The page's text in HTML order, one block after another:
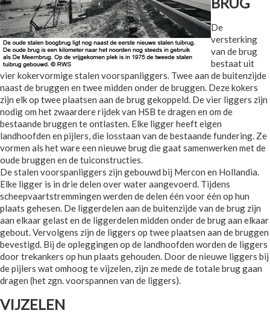
De
versterking
van de brug
bestaat uit
vier kokervormige stalen voorspanliggers. Twee aan de buitenzijde
naast de bruggen en twee midden onder de bruggen. Deze kokers
zijn elk op twee plaatsen aan de brug gekoppeld. De vier liggers zijn
nodig om het zwaardere rijdek van HSB te dragen en om de
bestaande bruggen te ontlasten. Elke ligger heeft eigen
landhoofden en pijlers, die losstaan van de bestaande fundering. Ze
vormen als het ware een nieuwe brug die gaat samenwerken met de
oude bruggen en de tuiconstructies.
De stalen voorspanliggers zijn gebouwd bij Mercon en Hollandia.
Elke ligger is in drie delen over water aangevoerd. Tijdens
scheepvaartstremmingen werden de delen één voor één op hun
plaats gehesen. De liggerdelen aan de buitenzijde van de brug zijn
aan elkaar gelast en de liggerdelen midden onder de brug aan elkaar
gebout. Vervolgens zijn de liggers op twee plaatsen aan de bruggen
bevestigd. Bij de opleggingen op de landhoofden worden de liggers
door trekankers op hun plaats gehouden. Door de nieuwe liggers bij
de pijlers wat omhoog te vijzelen, zijn ze mede de totale brug gaan
dragen (het zgn. voorspannen van de liggers).
VIJZELEN